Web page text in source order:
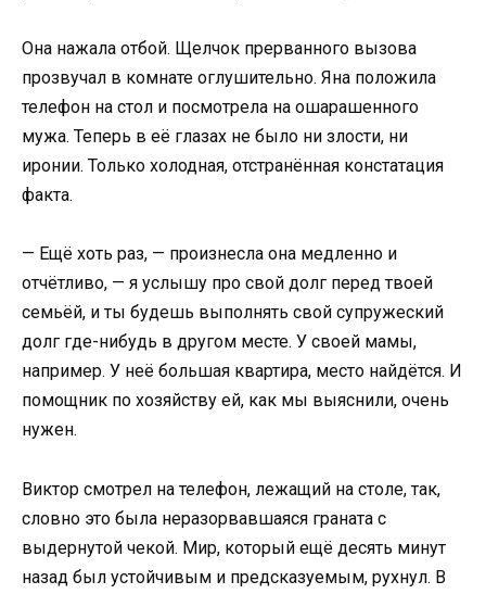
Она нажала отбой. Щелчок прерванного вызова
прозвучал в комнате оглушительно. Яна положила
телефон на стол и посмотрела на ошарашенного
мужа. Теперь в её глазах не было ни злости, ни
иронии. Только холодная, отстранённая констатация
факта.
— Ещё хоть раз, — произнесла она медленно и
отчётливо, — я услышу про свой долг перед твоей
семьёй, и ты будешь выполнять свой супружеский
долг где-нибудь в другом месте. У своей мамы,
например. У неё большая квартира, место найдётся. И
помощник по хозяйству ей, как мы выяснили, очень
нужен.
Виктор смотрел на телефон, лежащий на столе, так,
словно это была неразорвавшаяся граната с
выдернутой чекой. Мир, который ещё десять минут
назад был устойчивым и предсказуемым, рухнул. В